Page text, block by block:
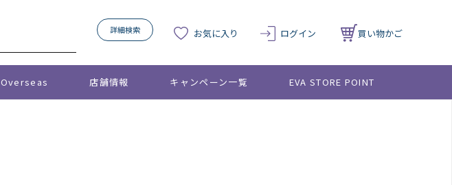
詳細検索 お気に入り ログイン 買い物かご
Overseas 店舗情報 キャンペーン一覧 EVA STORE POINT